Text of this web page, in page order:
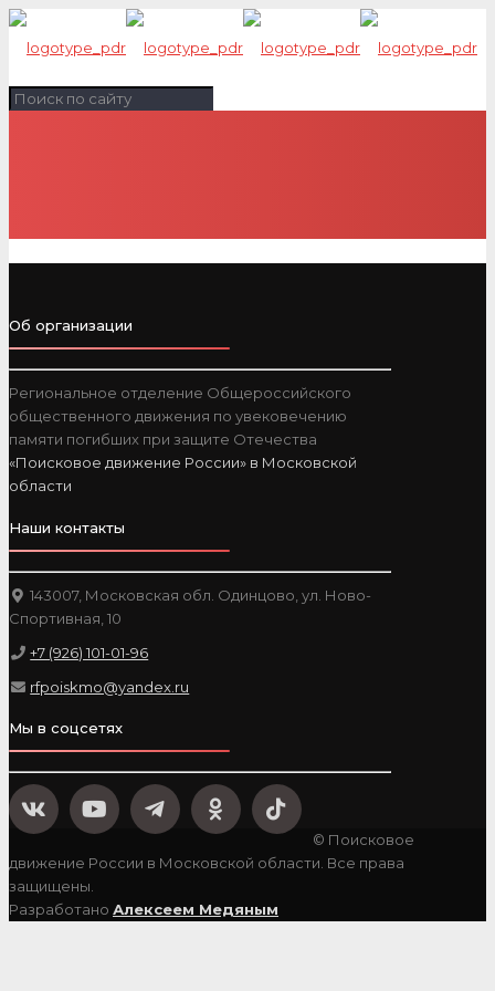
Об организации
Региональное отделение Общероссийского
общественного движения по увековечению
памяти погибших при защите Отечества
«Поисковое движение России» в Московской
области
Наши контакты
143007, Московская обл. Одинцово, ул. Ново-
Спортивная, 10
+7 (926) 101-01-96
rfpoiskmo@yandex.ru
Мы в соцсетях
© Поисковое
движение России в Московской области. Все права
защищены.
Разработано Алексеем Медяным